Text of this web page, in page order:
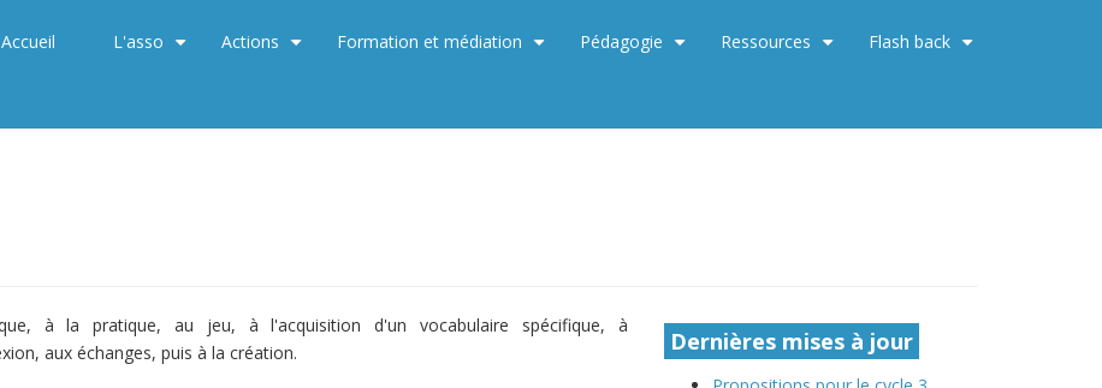
Accueil L'asso Actions Formation et médiation Pédagogie Ressources Flash back
à la pratique, au jeu, à l'acquisition d'un vocabulaire spécifique, à
aux échanges, puis à la création.
Dernières mises à jour